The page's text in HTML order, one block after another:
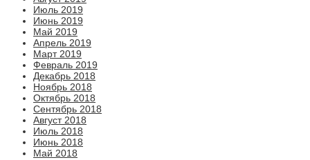
Июль 2019
Июнь 2019
Май 2019
Апрель 2019
Март 2019
Февраль 2019
Декабрь 2018
Ноябрь 2018
Октябрь 2018
Сентябрь 2018
Август 2018
Июль 2018
Июнь 2018
Май 2018